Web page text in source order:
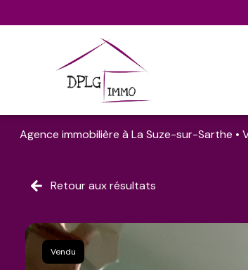
Agence immobilière à La Suze-sur-Sarthe
Retour aux résultats
Vendu